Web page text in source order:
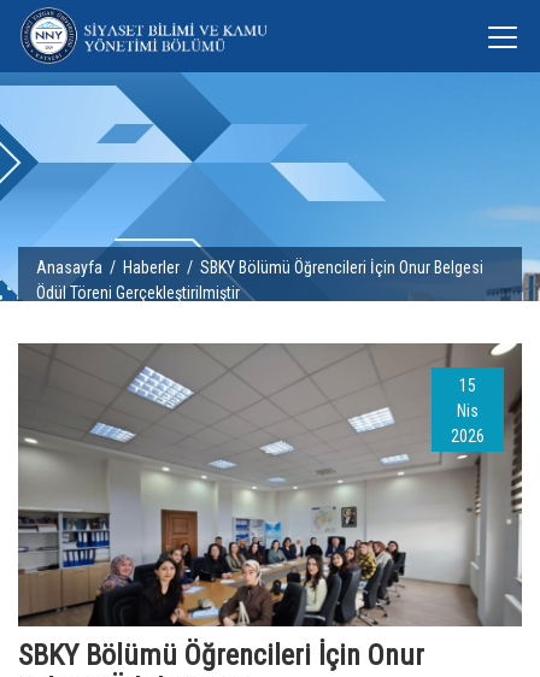
Anasayfa / Haberler / SBKY Bölümü Öğrencileri İçin Onur Belgesi
Ödül Töreni Gerçekleştirilmiştir
15
Nis
2026
SBKY Bölümü Öğrencileri İçin Onur